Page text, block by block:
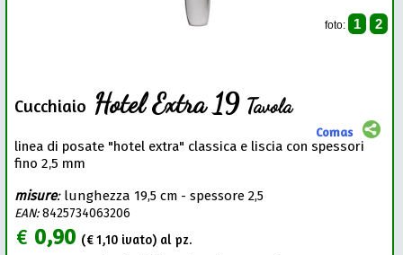
foto: 1 2
Cucchiaio Hotel Extra 19 Tavola
Comas
linea di posate "hotel extra" classica e liscia con spessori
fino 2,5 mm
misure: lunghezza 19,5 cm - spessore 2,5
EAN:8425734063206
€ 0,90 (€1,10 ivato) al pz.